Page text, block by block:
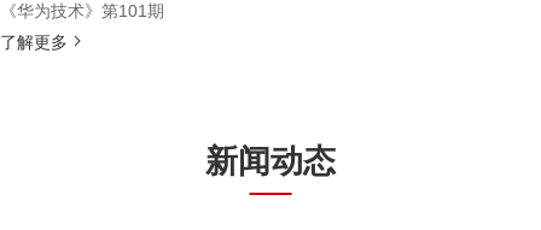
《华为技术》第101期
了解更多
新闻动态